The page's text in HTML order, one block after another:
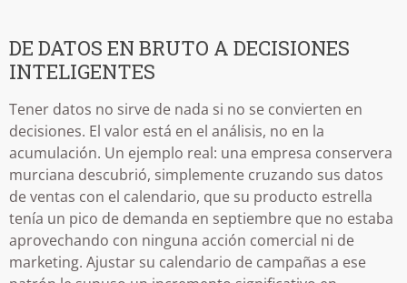
DE DATOS EN BRUTO A DECISIONES
INTELIGENTES
Tener datos no sirve de nada si no se convierten en
decisiones. El valor está en el análisis, no en la
acumulación. Un ejemplo real: una empresa conservera
murciana descubrió, simplemente cruzando sus datos
de ventas con el calendario, que su producto estrella
tenía un pico de demanda en septiembre que no estaba
aprovechando con ninguna acción comercial ni de
marketing. Ajustar su calendario de campañas a ese